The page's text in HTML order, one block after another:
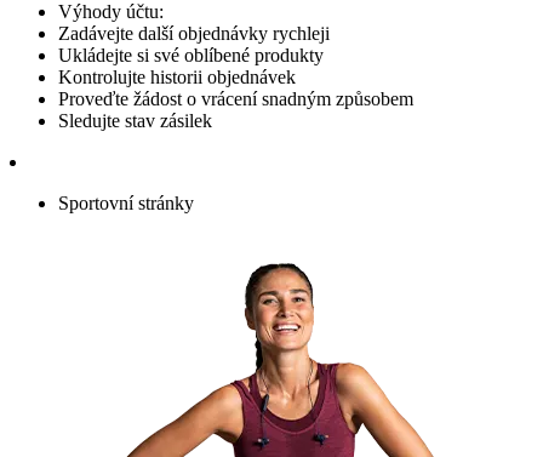
Výhody účtu:
Zadávejte další objednávky rychleji
Ukládejte si své oblíbené produkty
Kontrolujte historii objednávek
Proveďte žádost o vrácení snadným způsobem
Sledujte stav zásilek
Sportovní stránky